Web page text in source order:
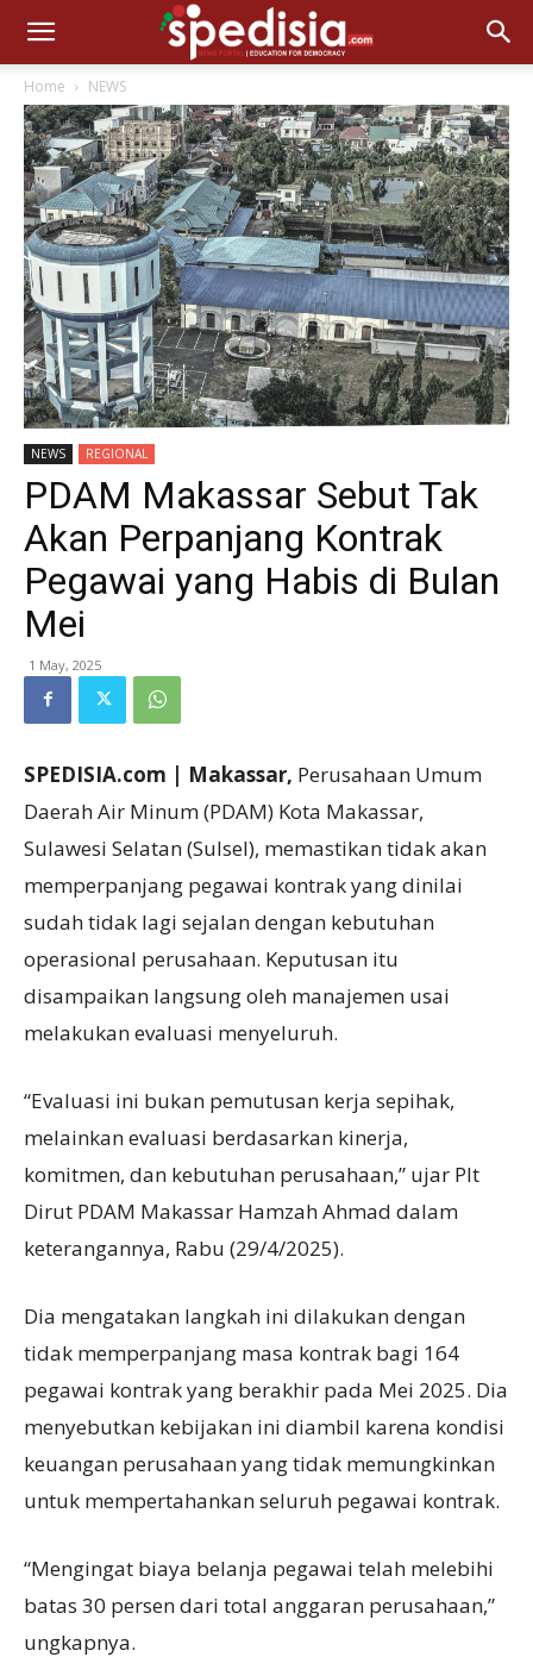
Home NEWS
NEWS REGIONAL
PDAM Makassar Sebut Tak
Akan Perpanjang Kontrak
Pegawai yang Habis di Bulan
Mei
1 May, 2025
SPEDISIA.com | Makassar, Perusahaan Umum
Daerah Air Minum (PDAM) Kota Makassar,
Sulawesi Selatan (Sulsel), memastikan tidak akan
memperpanjang pegawai kontrak yang dinilai
sudah tidak lagi sejalan dengan kebutuhan
operasional perusahaan. Keputusan itu
disampaikan langsung oleh manajemen usai
melakukan evaluasi menyeluruh.
“Evaluasi ini bukan pemutusan kerja sepihak,
melainkan evaluasi berdasarkan kinerja,
komitmen, dan kebutuhan perusahaan,” ujar Plt
Dirut PDAM Makassar Hamzah Ahmad dalam
keterangannya, Rabu (29/4/2025).
Dia mengatakan langkah ini dilakukan dengan
tidak memperpanjang masa kontrak bagi 164
pegawai kontrak yang berakhir pada Mei 2025. Dia
menyebutkan kebijakan ini diambil karena kondisi
keuangan perusahaan yang tidak memungkinkan
untuk mempertahankan seluruh pegawai kontrak.
“Mengingat biaya belanja pegawai telah melebihi
batas 30 persen dari total anggaran perusahaan,”
ungkapnya.